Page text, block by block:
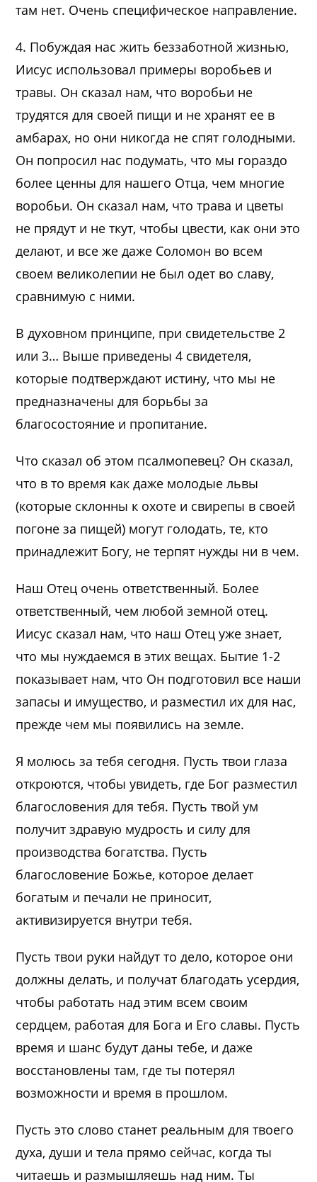
там нет. Очень специфическое направление.
4. Побуждая нас жить беззаботной жизнью,
Иисус использовал примеры воробьев и
травы. Он сказал нам, что воробьи не
трудятся для своей пищи и не хранят ее в
амбарах, но они никогда не спят голодными.
Он попросил нас подумать, что мы гораздо
более ценны для нашего Отца, чем многие
воробьи. Он сказал нам, что трава и цветы
не прядут и не ткут, чтобы цвести, как они это
делают, и все же даже Соломон во всем
своем великолепии не был одет во славу,
сравнимую с ними.
В духовном принципе, при свидетельстве 2
или 3… Выше приведены 4 свидетеля,
которые подтверждают истину, что мы не
предназначены для борьбы за
благосостояние и пропитание.
Что сказал об этом псалмопевец? Он сказал,
что в то время как даже молодые львы
(которые склонны к охоте и свирепы в своей
погоне за пищей) могут голодать, те, кто
принадлежит Богу, не терпят нужды ни в чем.
Наш Отец очень ответственный. Более
ответственный, чем любой земной отец.
Иисус сказал нам, что наш Отец уже знает,
что мы нуждаемся в этих вещах. Бытие 1-2
показывает нам, что Он подготовил все наши
запасы и имущество, и разместил их для нас,
прежде чем мы появились на земле.
Я молюсь за тебя сегодня. Пусть твои глаза
откроются, чтобы увидеть, где Бог разместил
благословения для тебя. Пусть твой ум
получит здравую мудрость и силу для
производства богатства. Пусть
благословение Божье, которое делает
богатым и печали не приносит,
активизируется внутри тебя.
Пусть твои руки найдут то дело, которое они
должны делать, и получат благодать усердия,
чтобы работать над этим всем своим
сердцем, работая для Бога и Его славы. Пусть
время и шанс будут даны тебе, и даже
восстановлены там, где ты потерял
возможности и время в прошлом.
Пусть это слово станет реальным для твоего
духа, души и тела прямо сейчас, когда ты
читаешь и размышляешь над ним. Ты